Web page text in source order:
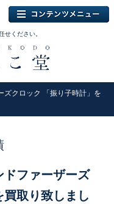
せください。
ズクロック 「振り子時計」を
ドファーザーズ
取り致しまし